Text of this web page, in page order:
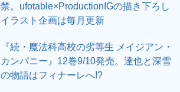
禁。ufotable×ProductionIGの描き下ろし
イラスト企画は毎月更新
『続・魔法科高校の劣等生 メイジアン・
カンパニー』12巻9/10発売。達也と深雪
の物語はフィナーレへ!?